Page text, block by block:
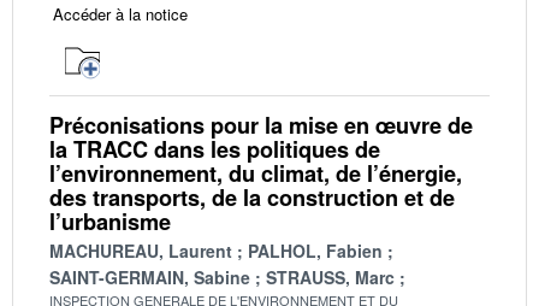
Accéder à la notice
Préconisations pour la mise en œuvre de
la TRACC dans les politiques de
l’environnement, du climat, de l’énergie,
des transports, de la construction et de
l’urbanisme
MACHUREAU, Laurent
PALHOL, Fabien
SAINT-GERMAIN, Sabine
STRAUSS, Marc
INSPECTION GENERALE DE L'ENVIRONNEMENT ET DU